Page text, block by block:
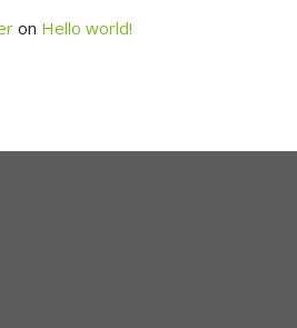
on Hello world!